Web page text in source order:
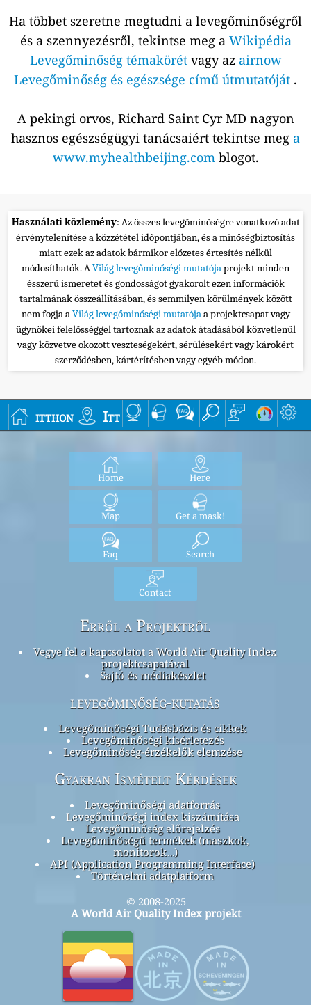
Ha többet szeretne megtudni a levegőminőségről
és a szennyezésről, tekintse meg a Wikipédia
Levegőminőség témakörétvagy az airnow
Levegőminőség és egészsége című útmutatóját .
A pekingi orvos, Richard Saint Cyr MD nagyon
hasznos egészségügyi tanácsaiért tekintse meg a
www.myhealthbeijing.comblogot.
Használati közlemény: Az összes levegőminőségre vonatkozó adat
érvénytelenítése a közzététel időpontjában, és a minőségbiztosítás
miatt ezek az adatok bármikor előzetes értesítés nélkül
módosíthatók. AVilág levegőminőségi mutatójaprojekt minden
ésszerű ismeretet és gondosságot gyakorolt ezen információk
tartalmának összeállításában, és semmilyen körülmények között
nem fogja aVilág levegőminőségi mutatójaa projektcsapat vagy
ügynökei felelősséggel tartoznak az adatok átadásából közvetlenül
vagy közvetve okozott veszteségekért, sérülésekért vagy károkért
szerződésben, kártérítésben vagy egyéb módon.
itthon Itt
Home Here
Map Get a mask!
Faq Search
Contact
Erről a Projektről
Vegye fel a kapcsolatot a World Air Quality Index
projektcsapatával
Sajtó és médiakészlet
levegőminőség-kutatás
Levegőminőségi Tudásbázis és cikkek
Levegőminőségi kísérletezés
Levegőminőség-érzékelők elemzése
Gyakran Ismételt Kérdések
Levegőminőségi adatforrás
Levegőminőségi index kiszámítása
Levegőminőség előrejelzés
Levegőminőségű termékek (maszkok,
monitorok…)
API (Application Programming Interface)
Történelmi adatplatform
© 2008-2025
A World Air Quality Index projekt